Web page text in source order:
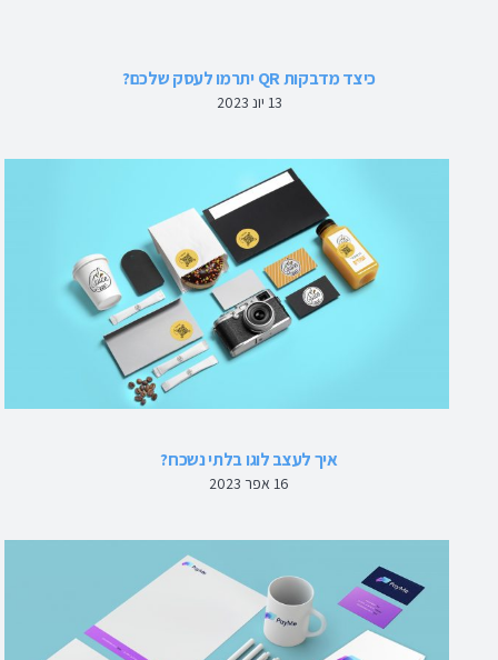
כיצד מדבקות QR יתרמו לעסק שלכם?
13 יונ 2023
איך לעצב לוגו בלתי נשכח?
16 אפר 2023